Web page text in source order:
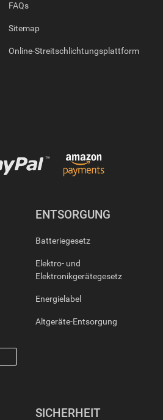
FAQs
Sitemap
Online-Streitschlichtungsplattform
ENTSORGUNG
Batteriegesetz
Elektro- und
Elektronikgerätegesetz
Energielabel
Altgeräte-Entsorgung
SICHERHEIT